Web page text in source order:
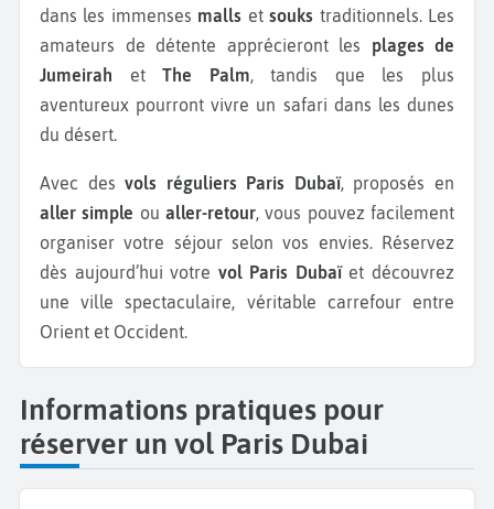
dans les immenses malls etsouks traditionnels. Les
amateurs de détente apprécieront les plages de
Jumeirah etThe Palm, tandis que les plus
aventureux pourront vivre un safari dans les dunes
du désert.
Avec desvols réguliers Paris Dubaï, proposés en
aller simple oualler-retour , vous pouvez facilement
organiser votre séjour selon vos envies. Réservez
dès aujourd’hui votre vol Paris Dubaï et découvrez
une ville spectaculaire, véritable carrefour entre
Orient et Occident.
Informations pratiques pour
réserver un vol Paris Dubai